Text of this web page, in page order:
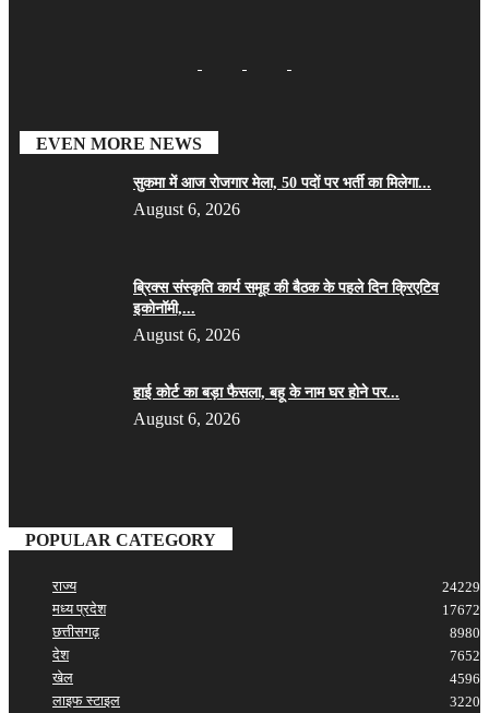
EVEN MORE NEWS
सुकमा में आज रोजगार मेला, 50 पदों पर भर्ती का मिलेगा...
August 6, 2026
ब्रिक्स संस्कृति कार्य समूह की बैठक के पहले दिन क्रिएटिव
इकोनॉमी,...
August 6, 2026
हाई कोर्ट का बड़ा फैसला, बहू के नाम घर होने पर...
August 6, 2026
POPULAR CATEGORY
राज्य
24229
मध्य प्रदेश
17672
छत्तीसगढ़
8980
देश
7652
खेल
4596
लाइफ स्टाइल
3220